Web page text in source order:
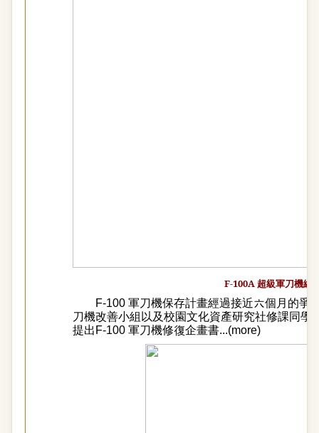
F-100A超級軍刀機編
F-100 軍刀機保存計畫經過接近六個月的爭
刀機改善小組以及校園文化資產研究社修課同
提出F-100 軍刀機修復企畫書...(more)